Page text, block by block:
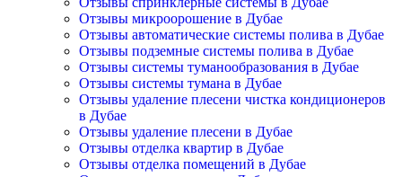
Отзывы микроорошение в Дубае
Отзывы автоматические системы полива в Дубае
Отзывы подземные системы полива в Дубае
Отзывы системы туманообразования в Дубае
Отзывы системы тумана в Дубае
Отзывы удаление плесени чистка кондиционеров
в Дубае
Отзывы удаление плесени в Дубае
Отзывы отделка квартир в Дубае
Отзывы отделка помещений в Дубае